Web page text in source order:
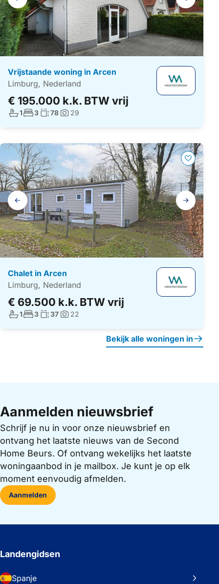
navigatie
Vrijstaande woning in Arcen
Limburg, Nederland
€ 195.000 k.k. BTW vrij
Aantal badkamers:
1Aantal slaapkamers:
3Woonoppervlakte:
78Foto's:
29
Galerij
navigatie
Chalet in Arcen
Limburg, Nederland
€ 69.500 k.k. BTW vrij
Aantal badkamers:
1Aantal slaapkamers:
3Woonoppervlakte:
37 Foto's:
22
Bekijk alle woningen in
Aanmelden nieuwsbrief
Schrijf je nu in voor onze nieuwsbrief en
ontvang het laatste nieuws van de Second
Home Beurs. Of ontvang wekelijks het laatste
woningaanbod in je mailbox. Je kunt je op elk
moment eenvoudig afmelden.
Aanmelden
Landengidsen
Spanje